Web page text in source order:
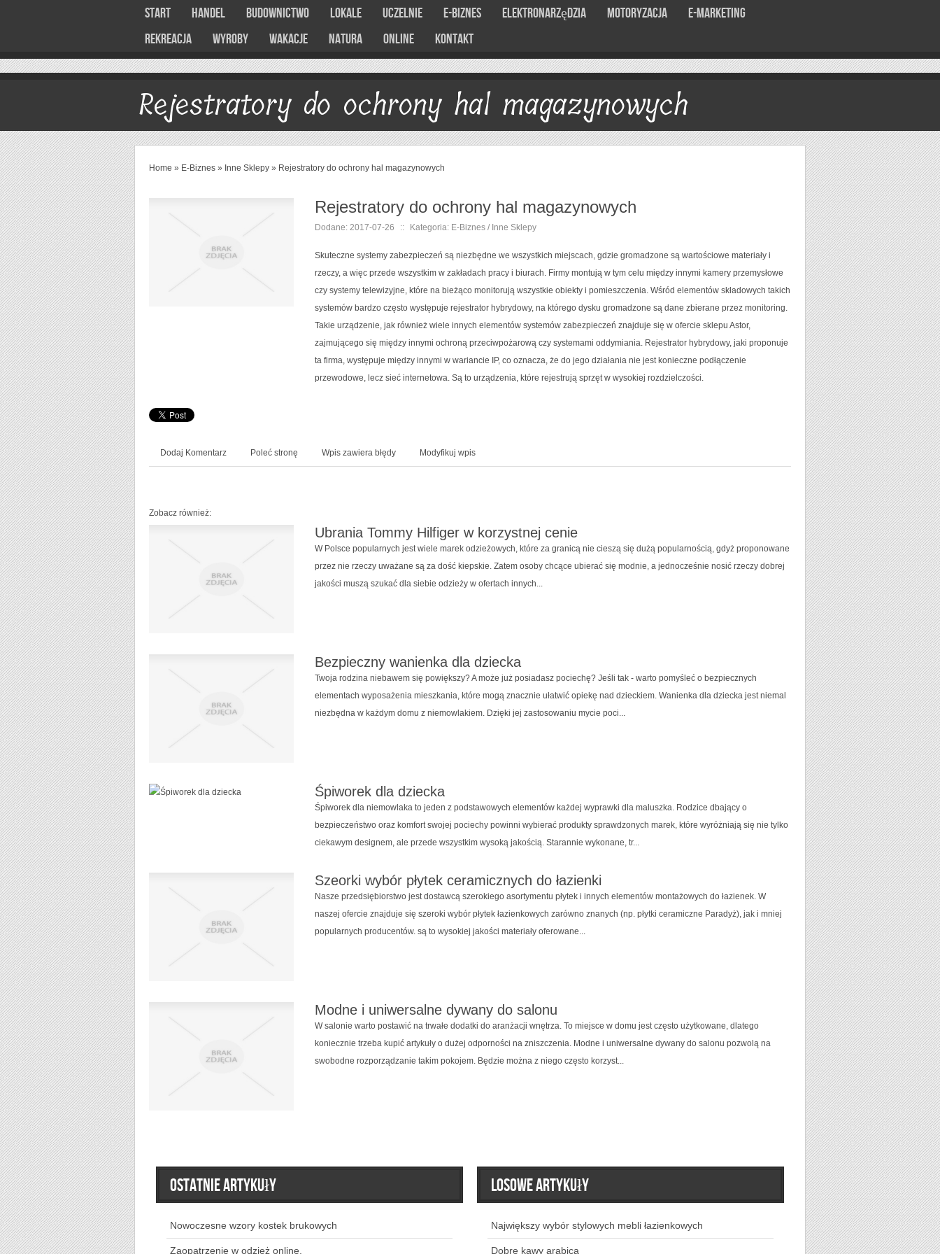
Start Handel Budownictwo Lokale Uczelnie E-Biznes Elektronarzędzia Motoryzacja
E-marketing
Rekreacja
Wyroby Wakacje Natura Online Kontakt
Rejestratory do ochrony hal magazynowych
Home » E-Biznes » Inne Sklepy » Rejestratory do ochrony hal magazynowych
Rejestratory do ochrony hal magazynowych
Dodane: 2017-07-26 :: Kategoria: E-Biznes / Inne Sklepy
Skuteczne systemy zabezpieczeń są niezbędne we wszystkich miejscach, gdzie gromadzone są wartościowe materiały i
rzeczy, a więc przede wszystkim w zakładach pracy i biurach. Firmy montują w tym celu między innymi kamery przemysłowe
czy systemy telewizyjne, które na bieżąco monitorują wszystkie obiekty i pomieszczenia. Wśród elementów składowych takich
systemów bardzo często występuje rejestrator hybrydowy, na którego dysku gromadzone są dane zbierane przez monitoring.
Takie urządzenie, jak również wiele innych elementów systemów zabezpieczeń znajduje się w ofercie sklepu Astor,
zajmującego się między innymi ochroną przeciwpożarową czy systemami oddymiania. Rejestrator hybrydowy, jaki proponuje
ta firma, występuje między innymi w wariancie IP, co oznacza, że do jego działania nie jest konieczne podłączenie
przewodowe, lecz sieć internetowa. Są to urządzenia, które rejestrują sprzęt w wysokiej rozdzielczości.
Dodaj Komentarz Poleć stronę Wpis zawiera błędy Modyfikuj wpis
Zobacz również:
Ubrania Tommy Hilfiger w korzystnej cenie
W Polsce popularnych jest wiele marek odzieżowych, które za granicą nie cieszą się dużą popularnością, gdyż proponowane
przez nie rzeczy uważane są za dość kiepskie. Zatem osoby chcące ubierać się modnie, a jednocześnie nosić rzeczy dobrej
jakości muszą szukać dla siebie odzieży w ofertach innych...
Bezpieczny wanienka dla dziecka
Twoja rodzina niebawem się powiększy? A może już posiadasz pociechę? Jeśli tak - warto pomyśleć o bezpiecznych
elementach wyposażenia mieszkania, które mogą znacznie ułatwić opiekę nad dzieckiem. Wanienka dla dziecka jest niemal
niezbędna w każdym domu z niemowlakiem. Dzięki jej zastosowaniu mycie poci...
Śpiworek dla dziecka
Śpiworek dla niemowlaka to jeden z podstawowych elementów każdej wyprawki dla maluszka. Rodzice dbający o
bezpieczeństwo oraz komfort swojej pociechy powinni wybierać produkty sprawdzonych marek, które wyróżniają się nie tylko
ciekawym designem, ale przede wszystkim wysoką jakością. Starannie wykonane, tr...
Szeorki wybór płytek ceramicznych do łazienki
Nasze przedsiębiorstwo jest dostawcą szerokiego asortymentu płytek i innych elementów montażowych do łazienek. W
naszej ofercie znajduje się szeroki wybór płytek łazienkowych zarówno znanych (np. płytki ceramiczne Paradyż), jak i mniej
popularnych producentów. są to wysokiej jakości materiały oferowane...
Modne i uniwersalne dywany do salonu
W salonie warto postawić na trwałe dodatki do aranżacji wnętrza. To miejsce w domu jest często użytkowane, dlatego
koniecznie trzeba kupić artykuły o dużej odporności na zniszczenia. Modne i uniwersalne dywany do salonu pozwolą na
swobodne rozporządzanie takim pokojem. Będzie można z niego często korzyst...
Ostatnie artykuły
Nowoczesne wzory kostek brukowych
Zaopatrzenie w odzież online.
Losowe artykuły
Największy wybór stylowych mebli łazienkowych
Dobre kawy arabica